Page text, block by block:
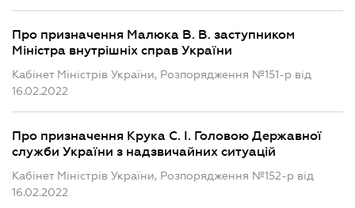
Про призначення Малюка В. В. заступником
Міністра внутрішніх справ України
Кабінет Міністрів України, Розпорядження №151-р від
16.02.2022
Про призначення Крука С. І. Головою Державної
служби України з надзвичайних ситуацій
Кабінет Міністрів України, Розпорядження №152-р від
16.02.2022